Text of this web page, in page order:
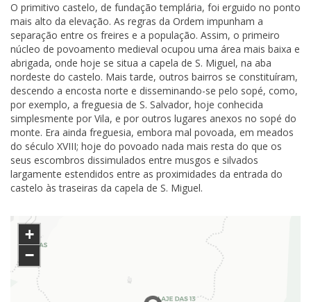
O primitivo castelo, de fundação templária, foi erguido no ponto
mais alto da elevação. As regras da Ordem impunham a
separação entre os freires e a população. Assim, o primeiro
núcleo de povoamento medieval ocupou uma área mais baixa e
abrigada, onde hoje se situa a capela de S. Miguel, na aba
nordeste do castelo. Mais tarde, outros bairros se constituíram,
descendo a encosta norte e disseminando-se pelo sopé, como,
por exemplo, a freguesia de S. Salvador, hoje conhecida
simplesmente por Vila, e por outros lugares anexos no sopé do
monte. Era ainda freguesia, embora mal povoada, em meados
do século XVIII; hoje do povoado nada mais resta do que os
seus escombros dissimulados entre musgos e silvados
largamente estendidos entre as proximidades da entrada do
castelo às traseiras da capela de S. Miguel.
+
−